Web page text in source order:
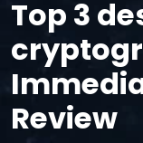
Top 3
Review